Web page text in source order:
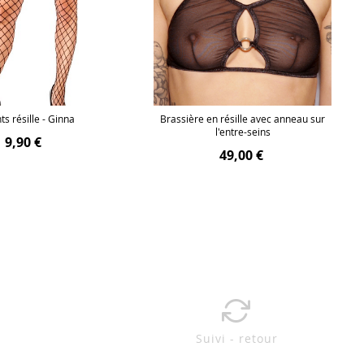
résille - Ginna
9,90 €
Brassière en résille avec anneau sur
l'entre-seins
49,00 €
Suivi - retour